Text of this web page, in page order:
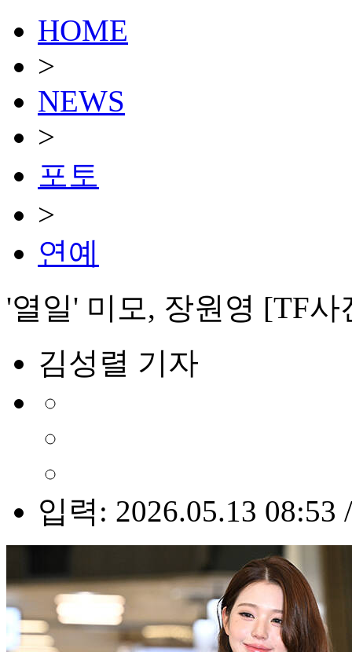
HOME
>
NEWS
>
포토
>
연예
'열일' 미모, 장원영 [TF사
김성렬 기자
입력: 2026.05.13 08:53